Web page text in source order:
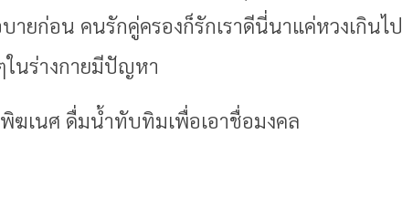
ยก่อน คนรักคู่ครองก็รักเราดีนี่นาแค่หวงเกินไป
นร่างกายมีปัญหา
ฆเนศ ดื่มน้ำทับทิมเพื่อเอาชื่อมงคล